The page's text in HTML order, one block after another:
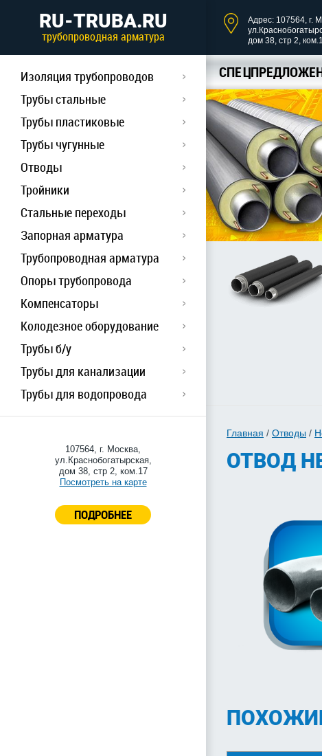
RU-TRUBA.RU
трубопроводная арматура
Изоляция трубопроводов
Трубы стальные
Трубы пластиковые
Трубы чугунные
Отводы
Тройники
Стальные переходы
Запорная арматура
Трубопроводная арматура
Опоры трубопровода
Компенсаторы
Колодезное оборудование
Трубы б/у
Трубы для канализации
Трубы для водопровода
107564, г. Москва,
ул.Краснобогатырская,
дом 38, стр 2, ком.17
Посмотреть на карте
ПОДРОБНЕЕ
Адрес: 107564, г.
дом 38, стр 2,
Главная / Отводы /
ОТВОД